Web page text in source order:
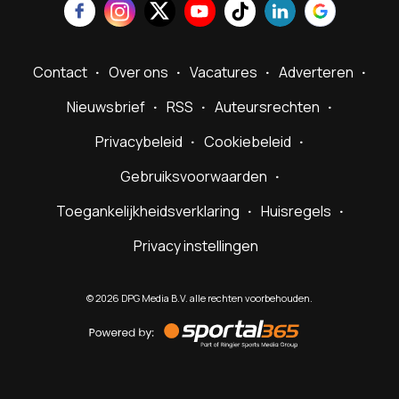
Contact Over ons Vacatures
Adverteren
Nieuwsbrief
RSS
Auteursrechten
Privacybeleid
Cookiebeleid
Gebruiksvoorwaarden
Toegankelijkheidsverklaring
Huisregels
Privacy instellingen
©2026 DPG Media B.V. alle rechten voorbehouden.
by
Sportal365